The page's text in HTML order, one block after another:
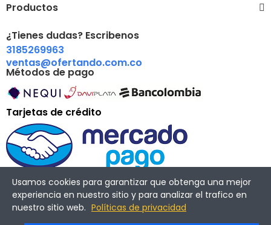
Productos
¿Tienes dudas? Escribenos
3185269963
ventas@ofertando.com.co
Métodos de pago
Tarjetas de crédito
Copyright © 2022 Ofertando. Todos los derechos reservados.
Usamos cookies para garantizar que obtenga una mejor
experiencia en nuestro sitio y para analizar el trafico en
nuestro sitio web. Políticas de privacidad